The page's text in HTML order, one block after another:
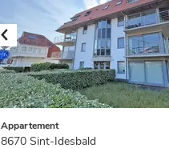
Previous
Appartement
8670 Sint-Idesbald